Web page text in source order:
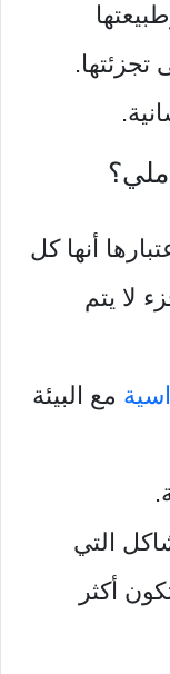
تجزئتها.
أنها كل
لا يتم
مع البيئة
التي
أكثر